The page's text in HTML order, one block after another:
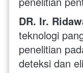
DR. Ir.
teknologi
penelitian
deteksi dan